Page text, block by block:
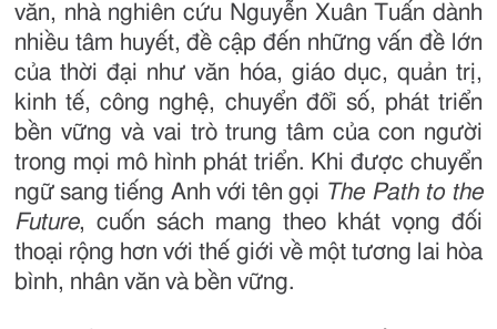
văn, nhà nghiên cứu Nguyễn Xuân Tuấn dành
nhiều tâm huyết, đề cập đến những vấn đề lớn
của thời đại như văn hóa, giáo dục, quản trị,
kinh tế, công nghệ, chuyển đổi số, phát triển
bền vững và vai trò trung tâm của con người
trong mọi mô hình phát triển. Khi được chuyển
ngữ sang tiếng Anh với tên gọi The Path to the
Future, cuốn sách mang theo khát vọng đối
thoại rộng hơn với thế giới về một tương lai hòa
bình, nhân văn và bền vững.